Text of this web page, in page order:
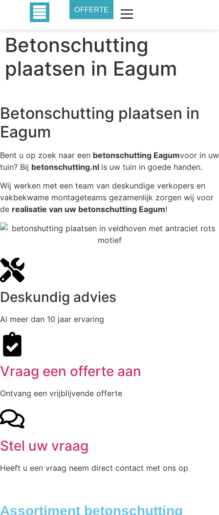
OFFERTE
Betonschutting
plaatsen in Eagum
Betonschutting plaatsen in
Eagum
Bent u op zoek naar een betonschutting Eagumvoor in uw
tuin? Bij betonschutting.nl is uw tuin in goede handen.
Wij werken met een team van deskundige verkopers en
vakbekwame montageteams gezamenlijk zorgen wij voor
de realisatie van uw betonschutting Eagum!
Deskundig advies
Al meer dan 10 jaar ervaring
Vraag een offerte aan
Ontvang een vrijblijvende offerte
Stel uw vraag
Heeft u een vraag neem direct contact met ons op
Assortiment betonschutting